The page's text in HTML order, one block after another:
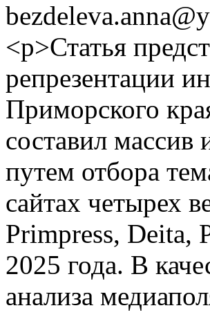
<p>Статья
репрезентации
Приморского
составил
путем отбора
сайтах четырех
Primpress, Deita,
2025 года. В
анализа